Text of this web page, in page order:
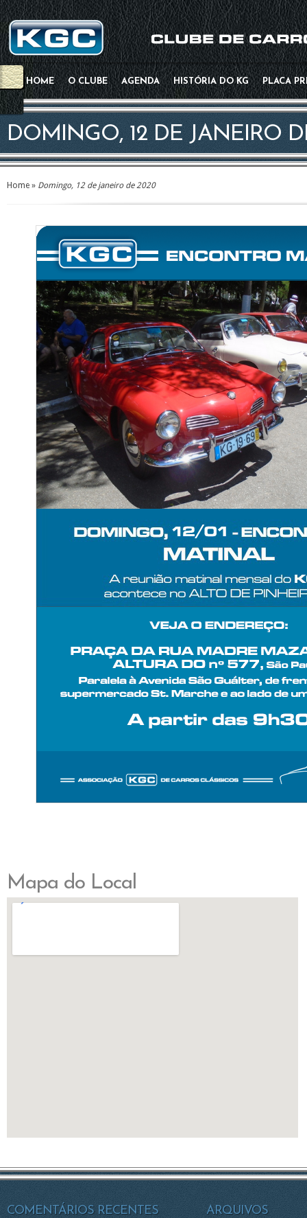
HOME O CLUBE AGENDA HISTÓRIA DO KG PLACA
DOMINGO, 12 DE JANEIRO
Home » Domingo, 12 de janeiro de 2020
Mapa do Local
COMENTÁRIOS RECENTES ARQUIVOS